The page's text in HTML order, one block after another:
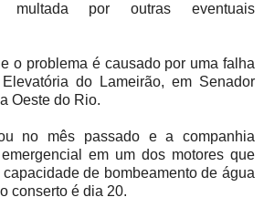
por outras eventuais
o problema é causado por uma falha
do Lameirão, em Senador
Oeste do Rio.
no mês passado e a companhia
em um dos motores que
de bombeamento de água
conserto é dia 20.